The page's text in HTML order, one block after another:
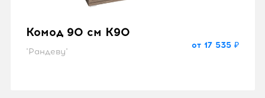
Комод 90 см K90
"Рандеву"
от 17 535 ₽